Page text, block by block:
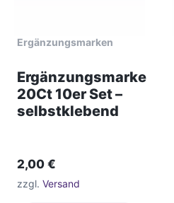
Ergänzungsmarken
Ergänzungsmarke
20Ct 10er Set –
selbstklebend
2,00 €
zzgl. Versand